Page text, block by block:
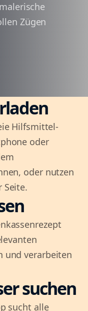
Zügen
Hilfsmittel-
oder
oder nutzen
Seite.
und verarbeiten
suchen
sucht alle